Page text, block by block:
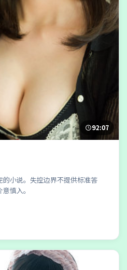
92:07
小说。失控边界不提供标准答
慎入。